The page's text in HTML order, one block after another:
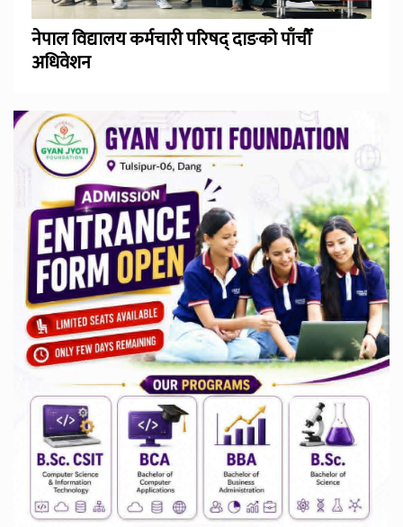
नेपाल विद्यालय कर्मचारी परिषद् दाङको पाँचौँ
अधिवेशन